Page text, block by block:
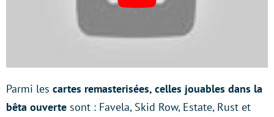
Parmi les cartes remasterisées, celles jouables dans la
bêta ouverte sont : Favela, Skid Row, Estate, Rust et